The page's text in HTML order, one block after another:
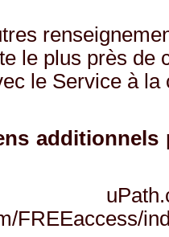
le plus près de
le Service à
FREEaccess/